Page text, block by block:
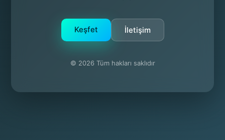
Keşfet İletişim
© 2026 Tüm hakları saklıdır